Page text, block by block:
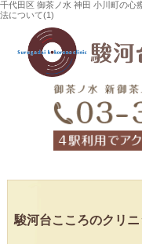
千代田区 御茶ノ水 神田 小川町の心
法について(1)
駿河台こころのクリ